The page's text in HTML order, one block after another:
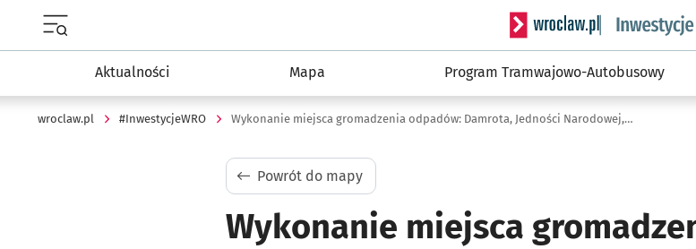
Serwis informacyjny
Aktualności Mapa Program Tramwajowo-Autobusowy
wroclaw.pl #InwestycjeWRO Wykonanie miejsca gromadzenia odpadów: Damrota, Jedności Narodowej, Mosbacha, Wyszyńskiego
Powrót do mapy
Wykonanie miejsca